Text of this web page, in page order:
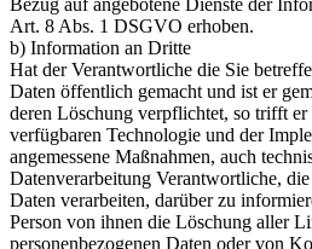
Art. 8 Abs. 1 DSGVO erhoben.
b) Information an Dritte
Hat der Verantwortliche die Sie
Daten öffentlich gemacht und ist er
deren Löschung verpflichtet, so trifft
verfügbaren Technologie und der
angemessene Maßnahmen, auch
Datenverarbeitung Verantwortliche,
Daten verarbeiten, darüber zu
Person von ihnen die Löschung aller
personenbezogenen Daten oder von